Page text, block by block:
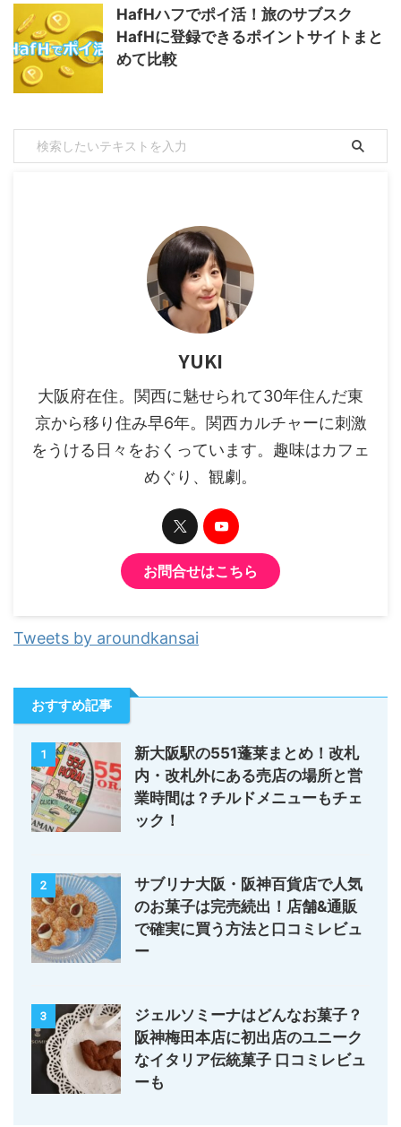
HafHハフでポイ活！旅のサブスク
HafHに登録できるポイントサイトまと
めて比較
YUKI
大阪府在住。関西に魅せられて30年住んだ東
京から移り住み早6年。関西カルチャーに刺激
をうける日々をおくっています。趣味はカフェ
めぐり、観劇。
お問合せはこちら
Tweets by aroundkansai
おすすめ記事
1
新大阪駅の551蓬莱まとめ！改札
内・改札外にある売店の場所と営
業時間は？チルドメニューもチェ
ック！
2
サブリナ大阪・阪神百貨店で人気
のお菓子は完売続出！店舗&通販
で確実に買う方法と口コミレビュ
ー
3
ジェルソミーナはどんなお菓子？
阪神梅田本店に初出店のユニーク
なイタリア伝統菓子 口コミレビュ
ーも